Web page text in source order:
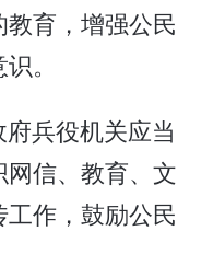
育，增强公民
。
兵役机关应当
信、教育、文
作，鼓励公民